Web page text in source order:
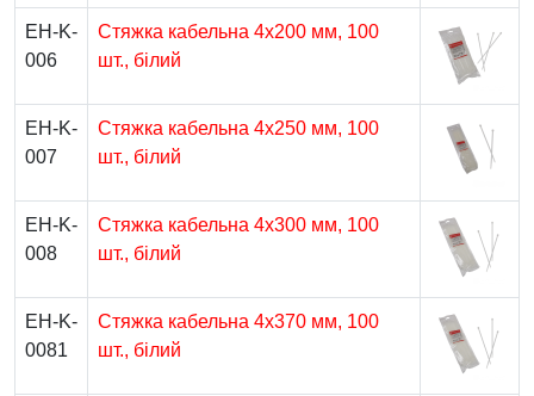
EH-K-
006
Стяжка кабельна 4х200 мм, 100
шт., білий
EH-K-
007
Стяжка кабельна 4х250 мм, 100
шт., білий
EH-K-
008
Стяжка кабельна 4х300 мм, 100
шт., білий
EH-K-
0081
Стяжка кабельна 4х370 мм, 100
шт., білий